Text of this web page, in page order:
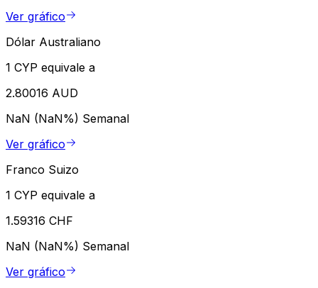
Ver gráfico
Dólar Australiano
1 CYP equivale a
2.80016 AUD
NaN (NaN%) Semanal
Ver gráfico
Franco Suizo
1 CYP equivale a
1.59316 CHF
NaN (NaN%) Semanal
Ver gráfico